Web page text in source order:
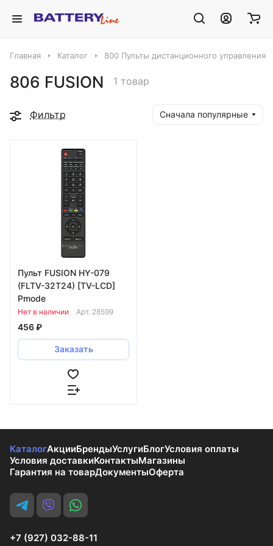
Главная Каталог 800 Пульты дистанционного управления
806 FUSION 1 товар
Фильтр Сначала популярные
Пульт FUSION HY-079
(FLTV-32T24) [TV-LCD]
Pmode
Нет в наличии Арт. 28599
456 ₽
Заказать
КаталогАкцииБрендыУслугиБлогУсловия оплаты
Условия доставкиКонтактыМагазины
Гарантия на товарДокументыОферта
+7 (927) 032-88-11